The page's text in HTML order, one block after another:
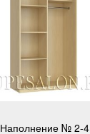
Наполнение № 2-4